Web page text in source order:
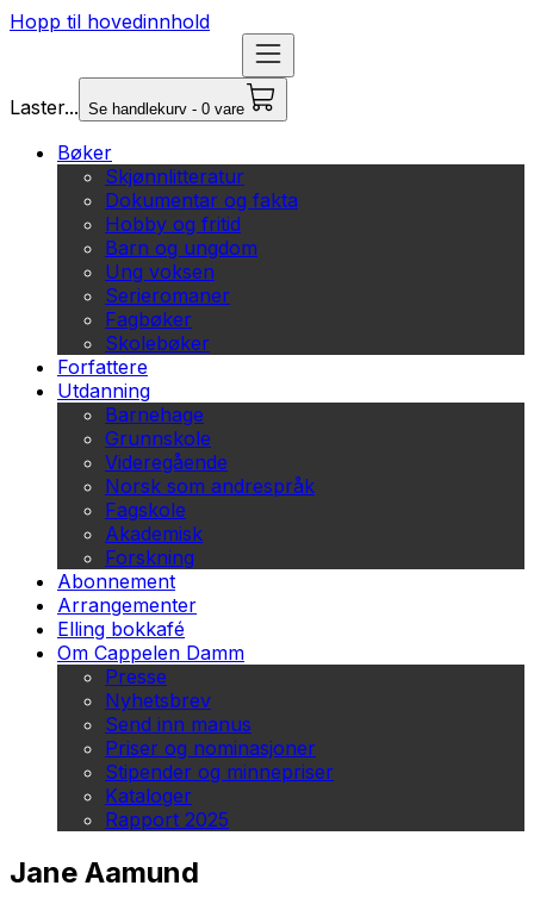
Hopp til hovedinnhold
Laster... Se handlekurv - 0 vare
Bøker
Skjønnlitteratur
Dokumentar og fakta
Hobby og fritid
Barn og ungdom
Ung voksen
Serieromaner
Fagbøker
Skolebøker
Forfattere
Utdanning
Barnehage
Grunnskole
Videregående
Norsk som andrespråk
Fagskole
Akademisk
Forskning
Abonnement
Arrangementer
Elling bokkafé
Om Cappelen Damm
Presse
Nyhetsbrev
Send inn manus
Priser og nominasjoner
Stipender og minnepriser
Kataloger
Rapport 2025
Jane Aamund